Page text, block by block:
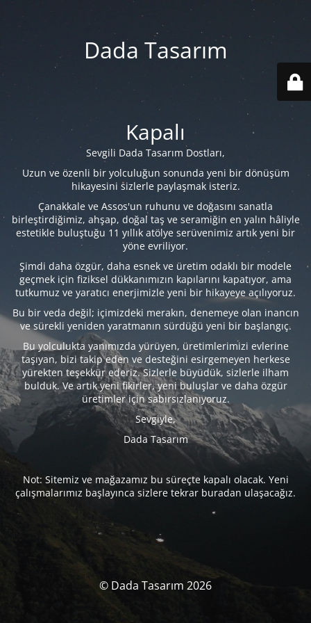
Dada Tasarım
Kapalı
Sevgili Dada Tasarım Dostları,
Uzun ve özenli bir yolculuğun sonunda yeni bir dönüşüm
hikayesini sizlerle paylaşmak isteriz.
Çanakkale ve Assos'un ruhunu ve doğasını sanatla
birleştirdiğimiz, ahşap, doğal taş ve seramiğin en yalın hâliyle
estetikle buluştuğu 11 yıllık atölye serüvenimiz artık yeni bir
yöne evriliyor.
Şimdi daha özgür, daha esnek ve üretim odaklı bir modele
geçmek için fiziksel dükkanımızın kapılarını kapatıyor, ama
tutkumuz ve yaratıcı enerjimizle yeni bir hikayeye açılıyoruz.
Bu bir veda değil; içimizdeki merakın, denemeye olan inancın
ve sürekli yeniden yaratmanın sürdüğü yeni bir başlangıç.
Bu yolculukta yanımızda yürüyen, üretimlerimizi evlerine
taşıyan, bizi takip eden ve desteğini esirgemeyen herkese
yürekten teşekkür ederiz. Sizlerle büyüdük, sizlerle ilham
bulduk. Ve artık yeni fikirler, yeni buluşlar ve daha özgür
üretimler için sabırsızlanıyoruz.
Sevgiyle,
Dada Tasarım
Not: Sitemiz ve mağazamız bu süreçte kapalı olacak. Yeni
çalışmalarımız başlayınca sizlere tekrar buradan ulaşacağız.
© Dada Tasarım 2026